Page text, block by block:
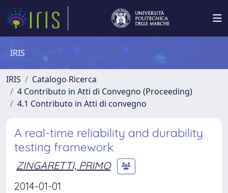
IRIS
IRIS
Catalogo Ricerca
4 Contributo in Atti di Convegno (Proceeding)
4.1 Contributo in Atti di convegno
A real-time reliability and durability
testing framework
ZINGARETTI, PRIMO
2014-01-01